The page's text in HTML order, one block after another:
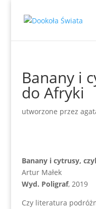
Banany i
do Afryki
utworzone przez
Banany i cytrusy,
Artur Małek
Wyd. Poligraf, 2019
Czy literatura